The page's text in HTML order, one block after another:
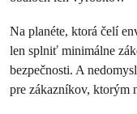
Na planéte, ktorá čelí
len splniť minimálne
bezpečnosti. A
pre zákazníkov, ktorým